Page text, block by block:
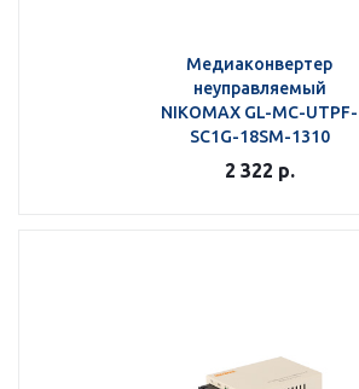
Медиаконвертер
неуправляемый
NIKOMAX GL-MC-UTPF-
SC1G-18SM-1310
2 322 р.